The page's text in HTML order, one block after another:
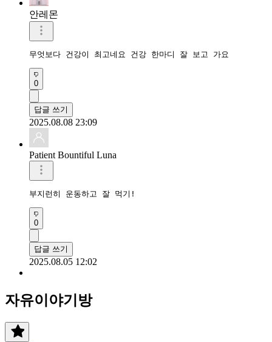
안레몬
무엇보다 건강이 최고네요 건강 한마디 잘 보고 가요
0
답글 쓰기
2025.08.08 23:09
Patient Bountiful Luna
부지런히 운동하고 잘 먹기!
0
답글 쓰기
2025.08.05 12:02
자유이야기방